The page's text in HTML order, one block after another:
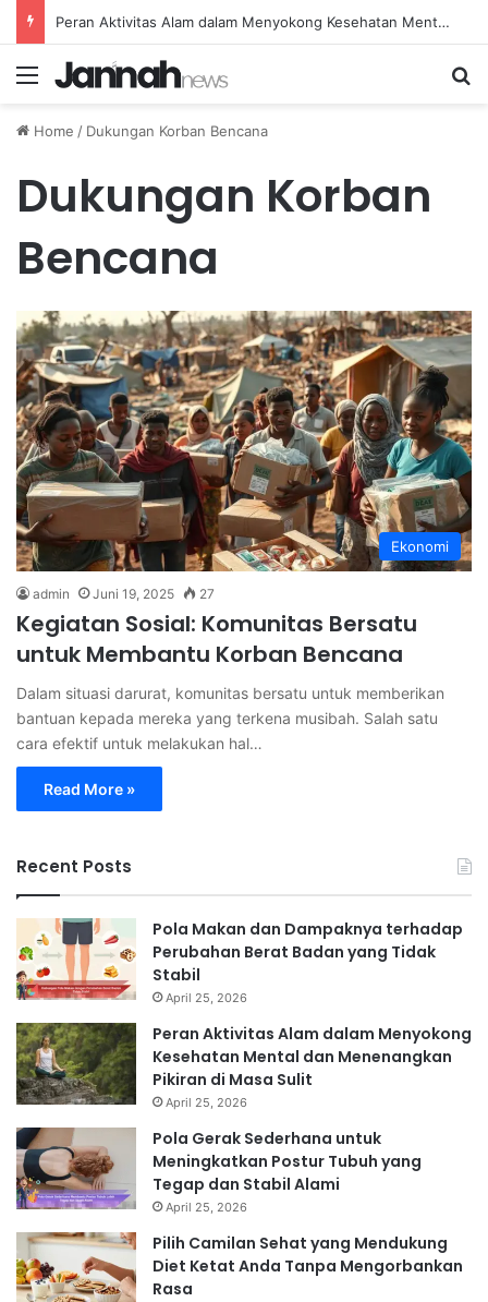
Peran Aktivitas Alam dalam Menyokong Kesehatan Mental dan Menenangkan Pikiran di Masa Sulit
Menu
Home / Dukungan Korban Bencana
Dukungan Korban
Bencana
Ekonomi
admin Juni 19, 2025 27
Kegiatan Sosial: Komunitas Bersatu
untuk Membantu Korban Bencana
Dalam situasi darurat, komunitas bersatu untuk memberikan
bantuan kepada mereka yang terkena musibah. Salah satu
cara efektif untuk melakukan hal…
Read More »
Recent Posts
Pola Makan dan Dampaknya terhadap
Perubahan Berat Badan yang Tidak
Stabil
April 25, 2026
Peran Aktivitas Alam dalam Menyokong
Kesehatan Mental dan Menenangkan
Pikiran di Masa Sulit
April 25, 2026
Pola Gerak Sederhana untuk
Meningkatkan Postur Tubuh yang
Tegap dan Stabil Alami
April 25, 2026
Pilih Camilan Sehat yang Mendukung
Diet Ketat Anda Tanpa Mengorbankan
Rasa